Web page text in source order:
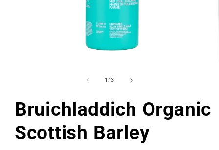
1/of
3
Bruichladdich Organic
Scottish Barley